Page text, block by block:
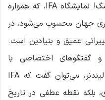
درود بر همراهان همیشگی سایبرمگ! نمایشگاه IFA، که همواره
جهان محسوب می‌شود، در
تغییراتی عمیق و بنیادین است.
گفتگوهای اختصاصی با
مدیرعامل IFA برلین، آقای لیف لیندنر، می‌توان گفت که IFA
بلکه نقطه عطفی در تاریخ